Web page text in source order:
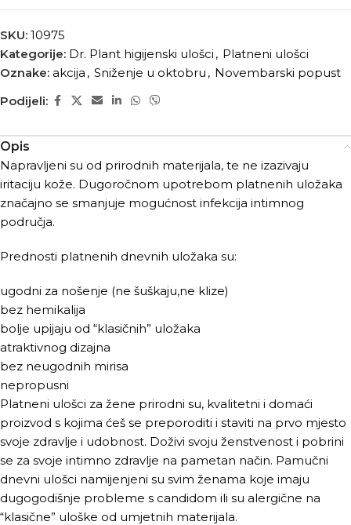
SKU: 10975
Kategorije: Dr. Plant higijenski ulošci , Platneni ulošci
Oznake: akcija , Sniženje u oktobru , Novembarski popust
Podijeli:
Opis
Napravljeni su od prirodnih materijala, te ne izazivaju
iritaciju kože. Dugoročnom upotrebom platnenih uložaka
značajno se smanjuje mogućnost infekcija intimnog
područja.
Prednosti platnenih dnevnih uložaka su:
ugodni za nošenje (ne šuškaju,ne klize)
bez hemikalija
bolje upijaju od “klasičnih” uložaka
atraktivnog dizajna
bez neugodnih mirisa
nepropusni
Platneni ulošci za žene prirodni su, kvalitetni i domaći
proizvod s kojima ćeš se preporoditi i staviti na prvo mjesto
svoje zdravlje i udobnost. Doživi svoju ženstvenost i pobrini
se za svoje intimno zdravlje na pametan način. Pamučni
dnevni ulošci namijenjeni su svim ženama koje imaju
dugogodišnje probleme s candidom ili su alergične na
“klasične” uloške od umjetnih materijala.